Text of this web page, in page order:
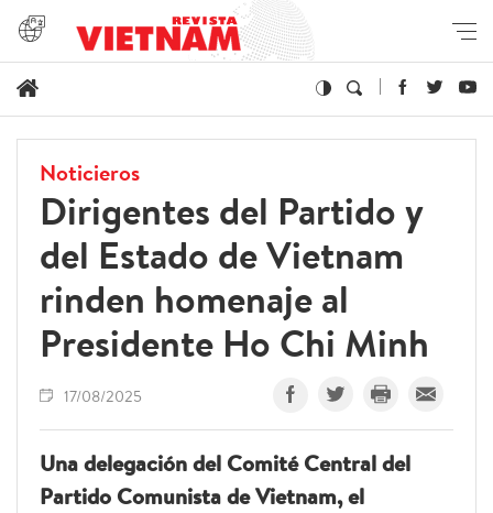
Noticieros
Dirigentes del Partido y
del Estado de Vietnam
rinden homenaje al
Presidente Ho Chi Minh
17/08/2025
Una delegación del Comité Central del
Partido Comunista de Vietnam, el